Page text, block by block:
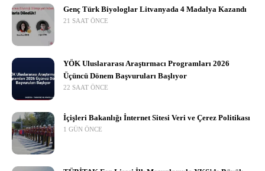
Genç Türk Biyologlar Litvanyada 4 Madalya Kazandı
21 SAAT ÖNCE
YÖK Uluslararası Araştırmacı Programları 2026
Üçüncü Dönem Başvuruları Başlıyor
22 SAAT ÖNCE
İçişleri Bakanlığı İnternet Sitesi Veri ve Çerez Politikası
1 GÜN ÖNCE